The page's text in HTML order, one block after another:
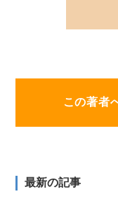
この著者
最新の記事